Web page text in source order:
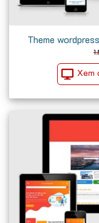
Theme
Xem